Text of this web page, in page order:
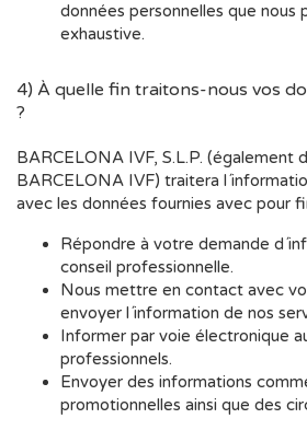
données personnelles que nous
exhaustive.
4) À quelle fin traitons-nous vos
?
BARCELONA IVF, S.L.P. (également
BARCELONA IVF) traitera
avec les données fournies avec pour
Répondre à votre demande
conseil professionnelle.
Nous mettre en contact avec
envoyer l´information de nos
Informer par voie électronique
professionnels.
Envoyer des informations
promotionnelles ainsi que des